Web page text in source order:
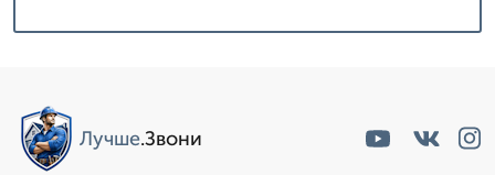
Лучше.Звони